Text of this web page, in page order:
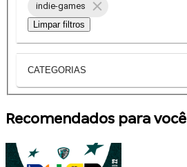
indie-games
Limpar filtros
CATEGORIAS
Recomendados para você